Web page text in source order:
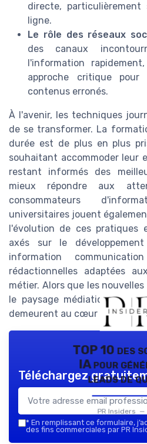
directe,
ligne.
Le rôle des réseaux
des canaux
l'information
approche critique
contenus erronés.
À l'avenir, les techniques
de se transformer. La
durée est de plus en plus
souhaitant accommoder leur
restant informés des
mieux répondre aux
consommateurs
universitaires jouent
l'évolution de ces pratiques
axés sur le
information
rédactionnelles adaptées
métier. Alors que les
le paysage médiatique, la
demeurent au cœur de la
TOP 10 des
IA pour
leads de
PR Insiders —
Téléchargez
* En remplissant ce formulaire,
des fins commerciales par PR